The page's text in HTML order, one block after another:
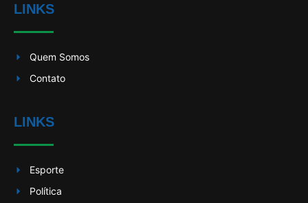
LINKS
Quem Somos
Contato
LINKS
Esporte
Política